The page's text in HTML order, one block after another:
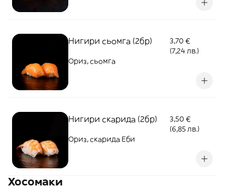
Нигири сьомга (2бр)
3,70 €
(7,24 лв.)
Ориз, сьомга
Нигири скарида (2бр)
3,50 €
(6,85 лв.)
Ориз, скарида Еби
Хосомаки